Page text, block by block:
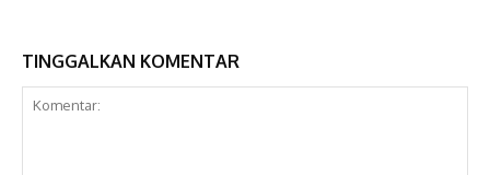
TINGGALKAN KOMENTAR